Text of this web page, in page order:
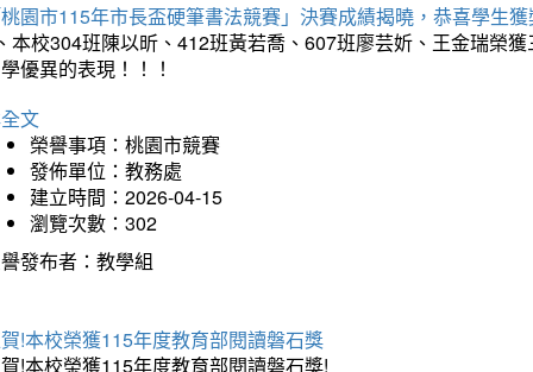
園市115年市長盃硬筆書法競賽」決賽成績揭曉，恭喜學生
本校304班陳以昕、412班黃若喬、607班廖芸妡、王金瑞榮
優異的表現！！！
文
榮譽事項：桃園市競賽
發佈單位：教務處
建立時間：2026-04-15
瀏覽次數：302
發布者：教學組
!本校榮獲115年度教育部閱讀磐石獎
!本校榮獲115年度教育部閱讀磐石獎!